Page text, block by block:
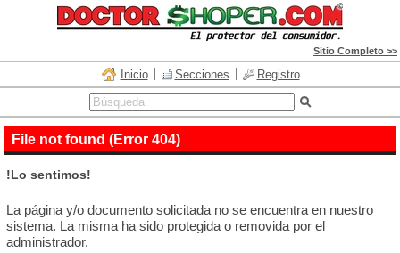
Sitio Completo >>
Inicio Secciones Registro
File not found (Error 404)
!Lo sentimos!
La página y/o documento solicitada no se encuentra en nuestro
sistema. La misma ha sido protegida o removida por el
administrador.